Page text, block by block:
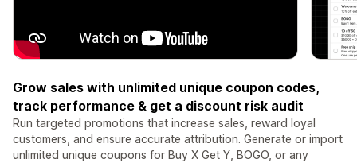
Grow sales with unlimited unique coupon codes,
track performance & get a discount risk audit
Run targeted promotions that increase sales, reward loyal
customers, and ensure accurate attribution. Generate or import
unlimited unique coupons for Buy X Get Y, BOGO, or any